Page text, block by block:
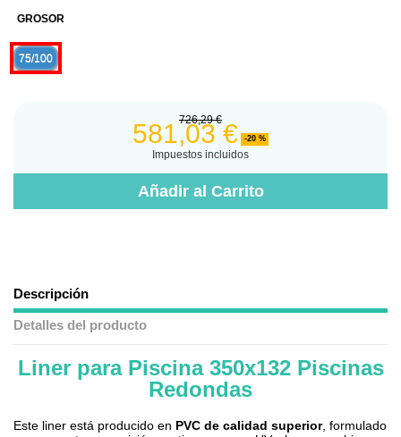
GROSOR
75/100
726,29 €
581,03 € -20 %
Impuestos incluidos
Añadir al Carrito
Descripción
Detalles del producto
Liner para Piscina 350x132 Piscinas
Redondas
Este liner está producido en PVC de calidad superior, formulado